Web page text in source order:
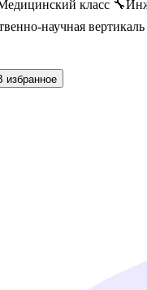
класс
научная
избранное